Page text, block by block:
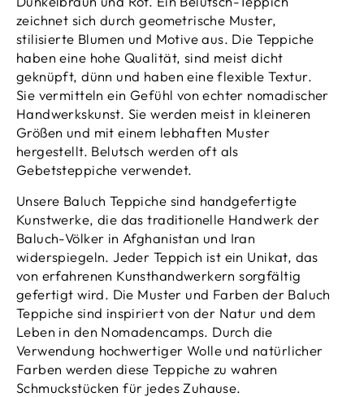
zeichnet sich durch geometrische Muster,
stilisierte Blumen und Motive aus. Die Teppiche
haben eine hohe Qualität, sind meist dicht
geknüpft, dünn und haben eine flexible Textur.
Sie vermitteln ein Gefühl von echter nomadischer
Handwerkskunst. Sie werden meist in kleineren
Größen und mit einem lebhaften Muster
hergestellt. Belutsch werden oft als
Gebetsteppiche verwendet.
Unsere Baluch Teppiche sind handgefertigte
Kunstwerke, die das traditionelle Handwerk der
Baluch-Völker in Afghanistan und Iran
widerspiegeln. Jeder Teppich ist ein Unikat, das
von erfahrenen Kunsthandwerkern sorgfältig
gefertigt wird. Die Muster und Farben der Baluch
Teppiche sind inspiriert von der Natur und dem
Leben in den Nomadencamps. Durch die
Verwendung hochwertiger Wolle und natürlicher
Farben werden diese Teppiche zu wahren
Schmuckstücken für jedes Zuhause.